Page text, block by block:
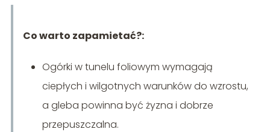
Co warto zapamietać?:
Ogórki w tunelu foliowym wymagają
ciepłych i wilgotnych warunków do wzrostu,
a gleba powinna być żyzna i dobrze
przepuszczalna.